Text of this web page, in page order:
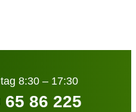
8:30 – 17:30
65 86 225